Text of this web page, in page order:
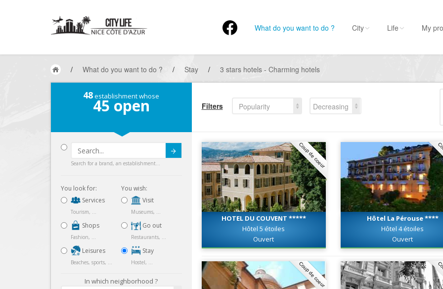
What do you want to do ? City Life My
/ What do you want to do ? / Stay / 3 stars hotels - Charming hotels
48establishment whose
45 open
Search for a brand, an establishment...
You look for:
Services
Tourism, ...
Shops
Fashion, ...
Leisures
Beaches, sports, ...
You wish:
Visit
Museums, ...
Go out
Restaurants, ...
Stay
Hostel, ...
In which neighborhood ?
Filters Popularity
Decreasing
Coup de coeur
HOTEL DU COUVENT *****
Hôtel 5 étoiles
Ouvert
Hôtel La Pérouse ****
Hôtel 4 étoiles
Ouvert
Coup de coeur